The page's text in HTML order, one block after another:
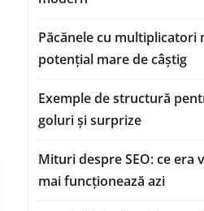
Păcănele cu multiplicatori
potențial mare de câștig
Exemple de structură
goluri și surprize
Mituri despre SEO: ce era
mai funcționează azi